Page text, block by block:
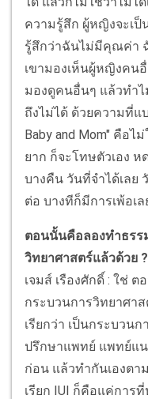
ความรู้สึก ผู้หญิงจะเป็
รู้สึกว่าฉันไม่มีคุณค่า
เขามองเห็นผู้หญิงคน
มองดูคนอื่นๆ แล้วทำไ
ถึงไม่ได้ ด้วยความที่แ
Baby and Mom" คือ
ยาก ก็จะโทษตัวเอง
บางคืน วันที่จำได้เลย
ต่อ บางทีก็มีการเพ้อเ
ตอนนั้นคือลองทำธรร
วิทยาศาสตร์แล้วด้วย ?
เจมส์ เรืองศักดิ์ : ใช่
กระบวนการวิทยาศา
เรียกว่า เป็นกระบวน
ปรึกษาแพทย์ แพทย์แ
ก่อน แล้วทำกันเองต
เรียก IUI ก็คือแค่การ